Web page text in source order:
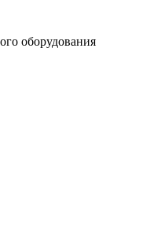
оборудования